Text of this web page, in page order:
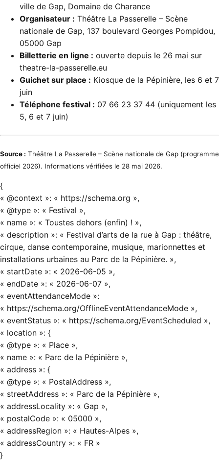
ville de Gap, Domaine de Charance
Organisateur : Théâtre La Passerelle – Scène
nationale de Gap, 137 boulevard Georges Pompidou,
05000 Gap
Billetterie en ligne : ouverte depuis le 26 mai sur
theatre-la-passerelle.eu
Guichet sur place : Kiosque de la Pépinière, les 6 et 7
juin
Téléphone festival : 07 66 23 37 44 (uniquement les
5, 6 et 7 juin)
Source : Théâtre La Passerelle – Scène nationale de Gap (programme
officiel 2026). Informations vérifiées le 28 mai 2026.
{
« @context »: « https://schema.org »,
« @type »: « Festival »,
« name »: « Toustes dehors (enfin) ! »,
« description »: « Festival d’arts de la rue à Gap : théâtre,
cirque, danse contemporaine, musique, marionnettes et
installations urbaines au Parc de la Pépinière. »,
« startDate »: « 2026-06-05 »,
« endDate »: « 2026-06-07 »,
« eventAttendanceMode »:
« https://schema.org/OfflineEventAttendanceMode »,
« eventStatus »: « https://schema.org/EventScheduled »,
« location »: {
« @type »: « Place »,
« name »: « Parc de la Pépinière »,
« address »: {
« @type »: « PostalAddress »,
« streetAddress »: « Parc de la Pépinière »,
« addressLocality »: « Gap »,
« postalCode »: « 05000 »,
« addressRegion »: « Hautes-Alpes »,
« addressCountry »: « FR »
}